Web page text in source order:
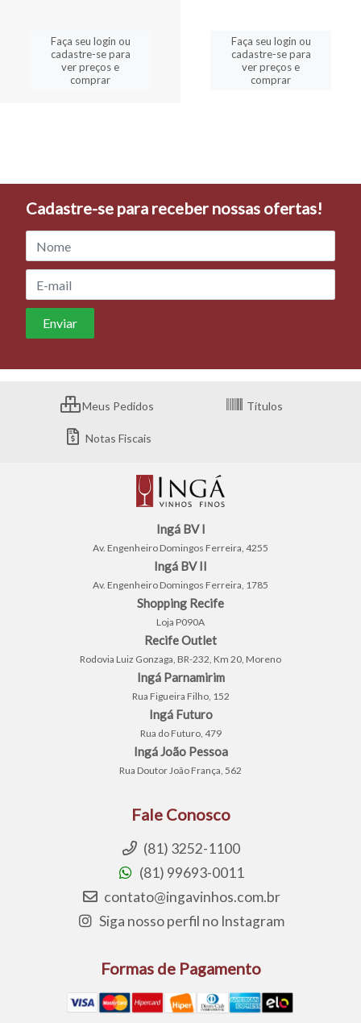
Faça seu login ou
cadastre-se para
ver preços e
comprar
Faça seu login ou
cadastre-se para
ver preços e
comprar
Cadastre-se para receber nossas ofertas!
Meus Pedidos Títulos
Notas Fiscais
Ingá BV I
Av. Engenheiro Domingos Ferreira, 4255
Ingá BV II
Av. Engenheiro Domingos Ferreira, 1785
Shopping Recife
Loja P090A
Recife Outlet
Rodovia Luiz Gonzaga, BR-232, Km 20, Moreno
Ingá Parnamirim
Rua Figueira Filho, 152
Ingá Futuro
Rua do Futuro, 479
Ingá João Pessoa
Rua Doutor João França, 562
Fale Conosco
(81) 3252-1100
(81) 99693-0011
contato@ingavinhos.com.br
Siga nosso perfil no Instagram
Formas de Pagamento